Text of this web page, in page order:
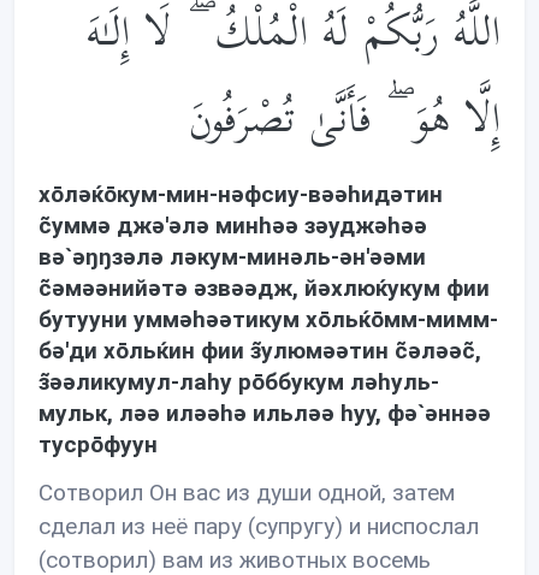
اللَّهُ رَبُّكُمْ لَهُ الْمُلْكُ ۖ لَا إِلَـٰهَ
إِلَّا هُوَ ۖ فَأَنَّىٰ تُصْرَفُونَ
хōлəќōкум-мин-нəфсиу-вəəhидəтин
c̃уммə джə'əлə минhəə зəуджəhəə
вə`əŋŋзəлə лəкум-минəль-əн'əəми
c̃əмəəнийəтə əзвəəдж, йəхлюќукум фии
бутууни уммəhəəтикум хōльќōмм-мимм-
бə'ди хōльќин фии з̃улюмəəтин c̃əлəəc̃,
з̃əəликумул-лаhу рōббукум лəhуль-
мульк, лəə илəəhə ильлəə hуу, фə`əннəə
тусрōфуун
Сотворил Он вас из души одной, затем
сделал из неё пару (супругу) и ниспослал
(сотворил) вам из животных восемь